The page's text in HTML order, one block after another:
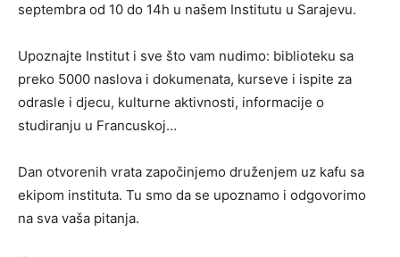
septembra od 10 do 14h u našem Institutu u Sarajevu.
Upoznajte Institut i sve što vam nudimo: biblioteku sa
preko 5000 naslova i dokumenata, kurseve i ispite za
odrasle i djecu, kulturne aktivnosti, informacije o
studiranju u Francuskoj…
Dan otvorenih vrata započinjemo druženjem uz kafu sa
ekipom instituta. Tu smo da se upoznamo i odgovorimo
na sva vaša pitanja.